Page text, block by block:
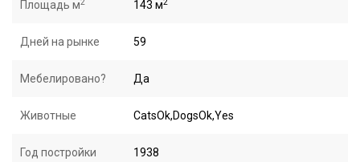
Площадь м 143 м
Дней на рынке 59
Мебелировано? Да
Животные CatsOk,DogsOk,Yes
Год постройки 1938